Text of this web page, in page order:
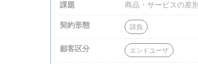
課題 商品・サービスの差
契約形態 請負
顧客区分 エンドユーザ